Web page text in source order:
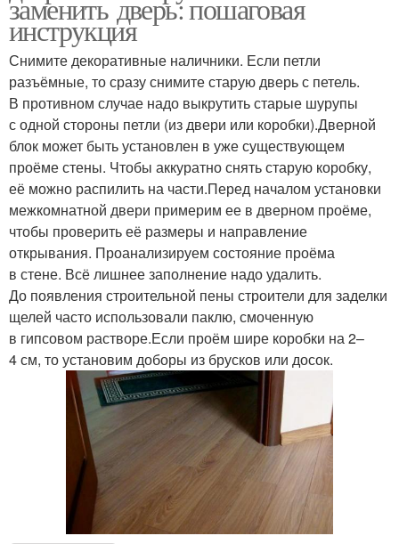
заменить дверь: пошаговая
инструкция
Снимите декоративные наличники. Если петли
разъёмные, то сразу снимите старую дверь с петель.
В противном случае надо выкрутить старые шурупы
с одной стороны петли (из двери или коробки).Дверной
блок может быть установлен в уже существующем
проёме стены. Чтобы аккуратно снять старую коробку,
её можно распилить на части.Перед началом установки
межкомнатной двери примерим ее в дверном проёме,
чтобы проверить её размеры и направление
открывания. Проанализируем состояние проёма
в стене. Всё лишнее заполнение надо удалить.
До появления строительной пены строители для заделки
щелей часто использовали паклю, смоченную
в гипсовом растворе.Если проём шире коробки на 2–
4 см, то установим доборы из брусков или досок.